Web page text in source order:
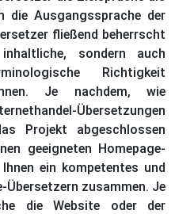
die Ausgangssprache der
fließend beherrscht
sondern auch
Richtigkeit
Je nachdem, wie
Übersetzungen
Projekt abgeschlossen
geeigneten Homepage-
ein kompetentes und
Übersetzern zusammen. Je
die Website oder der